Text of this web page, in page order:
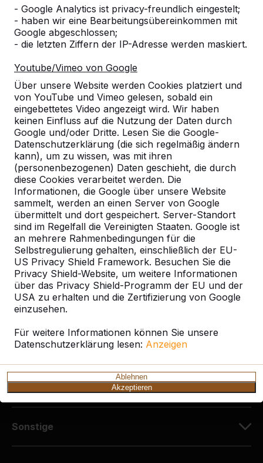
- Google Analytics ist privacy-freundlich eingestelt;
- haben wir eine Bearbeitungsübereinkommen mit
Google abgeschlossen;
- die letzten Ziffern der IP-Adresse werden maskiert.
Youtube/Vimeo von Google
Über unsere Website werden Cookies platziert und
von YouTube und Vimeo gelesen, sobald ein
eingebettetes Video angezeigt wird. Wir haben
keinen Einfluss auf die Nutzung der Daten durch
Google und/oder Dritte. Lesen Sie die Google-
Datenschutzerklärung (die sich regelmäßig ändern
kann), um zu wissen, was mit ihren
(personenbezogenen) Daten geschieht, die durch
diese Cookies verarbeitet werden. Die
Informationen, die Google über unsere Website
sammelt, werden an einen Server von Google
übermittelt und dort gespeichert. Server-Standort
sind im Regelfall die Vereinigten Staaten. Google ist
an mehrere Rahmenbedingungen für die
Selbstregulierung gehalten, einschließlich der EU-
US Privacy Shield Framework. Besuchen Sie die
Privacy Shield-Website, um weitere Informationen
über das Privacy Shield-Programm der EU und der
USA zu erhalten und die Zertifizierung von Google
einzusehen.
Für weitere Informationen können Sie unsere
Datenschutzerklärung lesen: Anzeigen
Ablehnen
Akzeptieren
Alles anzeigen
Ort oder Postleitzahl suchen
Kontakt
HeBlad Deutschland
Diekerstraße 97
42781 Haan
Deutschland
+49 212 934 77 25
info@HeBlad.de
Kundenservice
Sonstige